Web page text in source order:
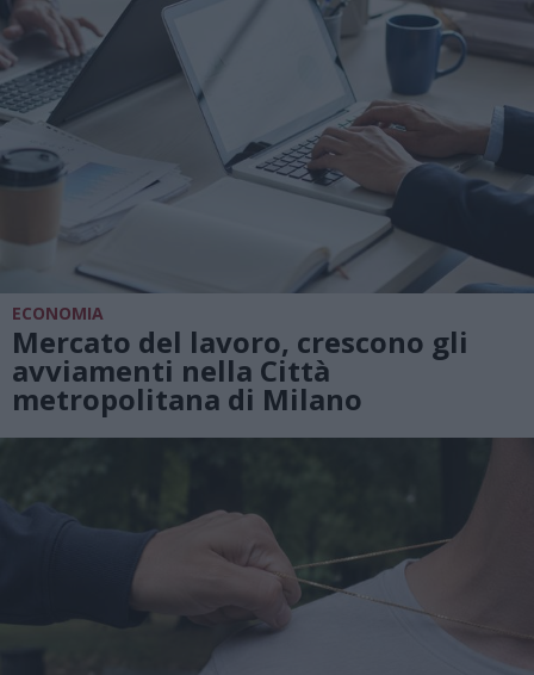
ECONOMIA
Mercato del lavoro, crescono gli
avviamenti nella Città
metropolitana di Milano